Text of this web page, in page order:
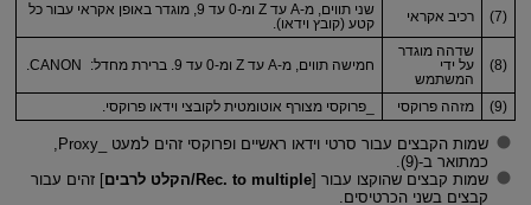
(7) רכיב אקראי
שני תווים, מ-A עד Z ומ-0 עד 9, מוגדר באופן אקראי עבור כל
קטע (קובץ וידאו).
(8)
שדהה מוגדר
על ידי
המשתמש
חמישה תווים, מ-A עד Z ומ-0 עד 9. ברירת מחדל: CANON.
(9) מזהה פרוקסי _פרוקסי מצורף אוטומטית לקובצי וידאו פרוקסי.
שמות הקבצים עבור סרטי וידאו ראשיים ופרוקסי זהים למעט _Proxy,
כמתואר ב-(9).
שמות קבצים שהוקצו עבור [Rec. to multiple/הקלט לרבים
] זהים עבור
קבצים בשני הכרטיסים.